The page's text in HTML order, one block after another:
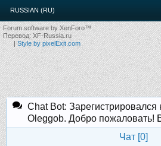
RUSSIAN (RU)
Forum software by XenForo™
Перевод:XF-Russia.ru
|Style by pixelExit.com
Chat Bot: Зарегистрировался
Oleggob. Добро пожаловать!
Чат [0]